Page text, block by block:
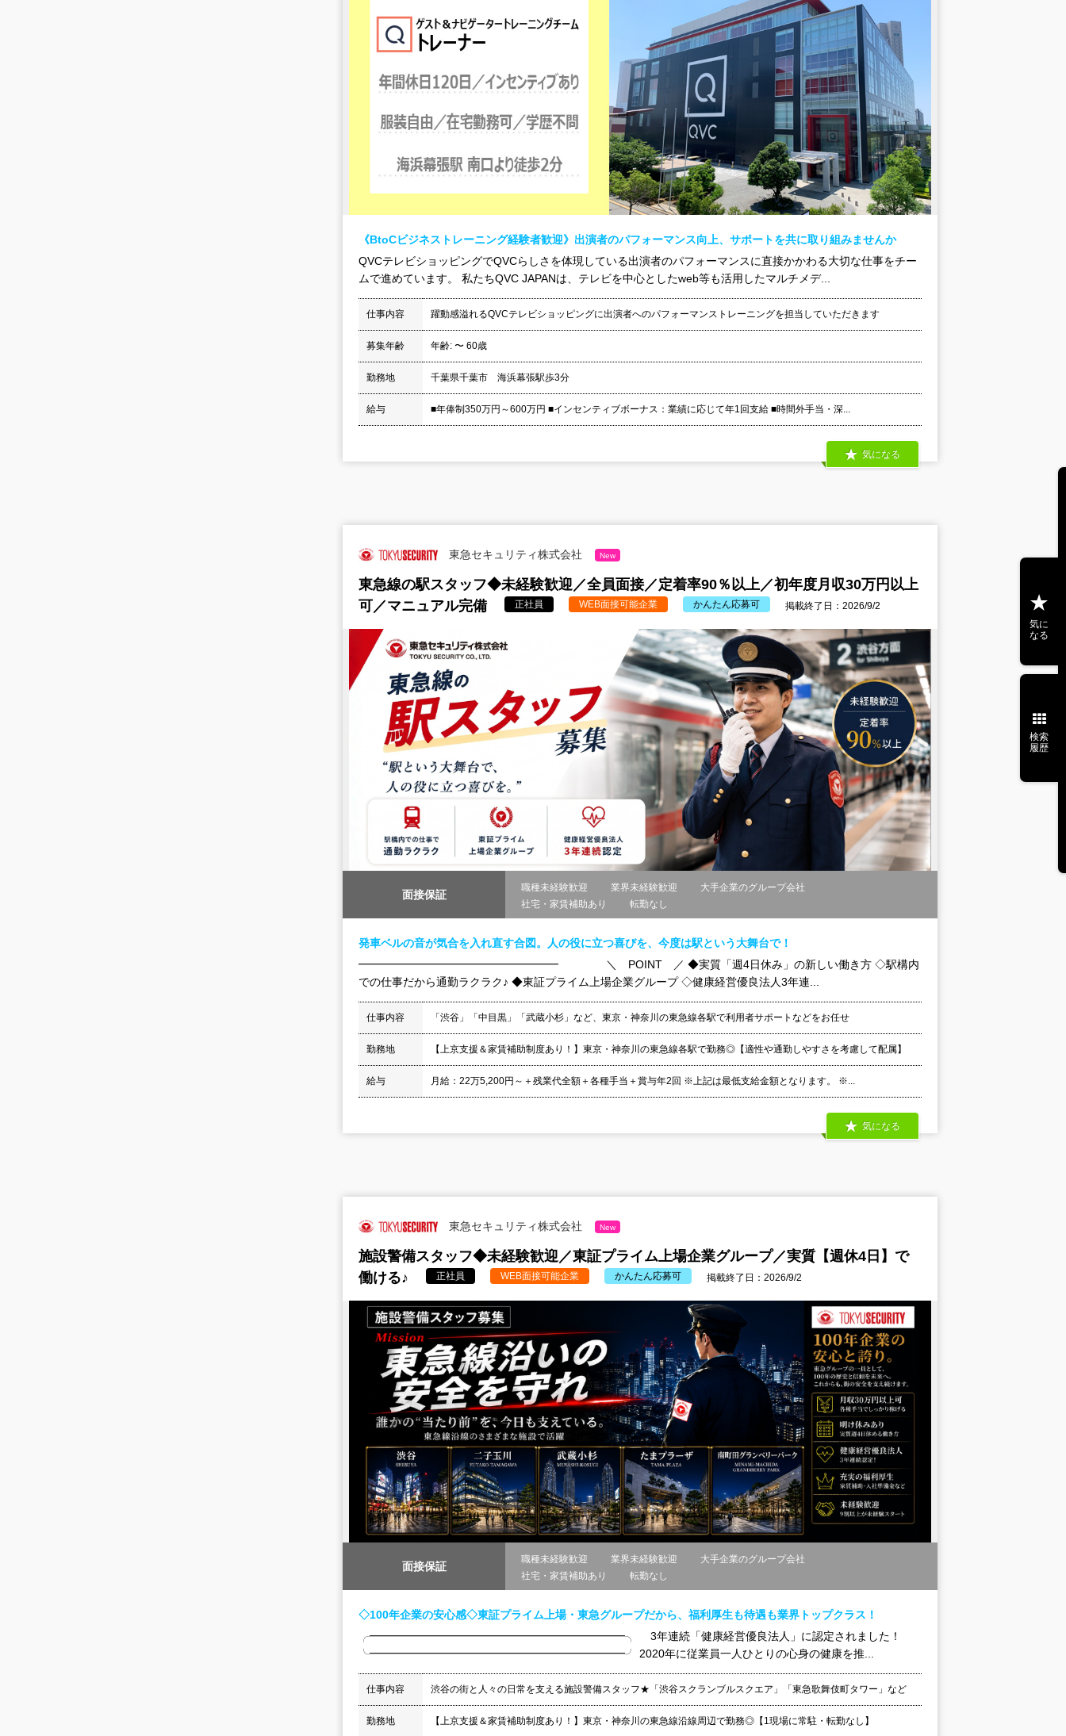
《BtoCビジネストレーニング経験者歓迎》出演者のパフォーマンス向上、サポートを共に取り組みませんか
QVCテレビショッピングでQVCらしさを体現している出演者のパフォーマンスに直接かかわる大切な仕事をチー
ムで進めています。 私たちQVC JAPANは、テレビを中心としたweb等も活用したマルチメデ...
仕事内容 躍動感溢れるQVCテレビショッピングに出演者へのパフォーマンストレーニングを担当していただきます
募集年齢 年齢: 〜 60歳
勤務地 千葉県千葉市 海浜幕張駅歩3分
給与 ■年俸制350万円～600万円 ■インセンティブボーナス：業績に応じて年1回支給 ■時間外手当・深...
気になる
東急セキュリティ株式会社 New
東急線の駅スタッフ◆未経験歓迎／全員面接／定着率90％以上／初年度月収30万円以上
可／マニュアル完備
正社員 WEB面接可能企業 かんたん応募可 掲載終了日：2026/9/2
面接保証
職種未経験歓迎 業界未経験歓迎
大手企業のグループ会社
社宅・家賃補助あり
転勤なし
発車ベルの音が気合を入れ直す合図。人の役に立つ喜びを、今度は駅という大舞台で！
━━━━━━━━━━━━━━━━━━ ＼ POINT ／ ◆実質「週4日休み」の新しい働き方 ◇駅構内
での仕事だから通勤ラクラク♪ ◆東証プライム上場企業グループ ◇健康経営優良法人3年連...
仕事内容 「渋谷」「中目黒」「武蔵小杉」など、東京・神奈川の東急線各駅で利用者サポートなどをお任せ
勤務地 【上京支援＆家賃補助制度あり！】東京・神奈川の東急線各駅で勤務◎【適性や通勤しやすさを考慮して配属】
給与 月給：22万5,200円～＋残業代全額＋各種手当＋賞与年2回 ※上記は最低支給金額となります。 ※...
気になる
東急セキュリティ株式会社 New
施設警備スタッフ◆未経験歓迎／東証プライム上場企業グループ／実質【週休4日】で
働ける♪
正社員 WEB面接可能企業 かんたん応募可 掲載終了日：2026/9/2
面接保証
職種未経験歓迎 業界未経験歓迎
大手企業のグループ会社
社宅・家賃補助あり
転勤なし
◇100年企業の安心感◇東証プライム上場・東急グループだから、福利厚生も待遇も業界トップクラス！
╭━━━━━━━━━━━━━━━━━━━━━━━╮ 3年連続「健康経営優良法人」に認定されました！
╰━━━━━━━━━━━━━━━━━━━━━━━╯ 2020年に従業員一人ひとりの心身の健康を推...
仕事内容 渋谷の街と人々の日常を支える施設警備スタッフ★「渋谷スクランブルスクエア」「東急歌舞伎町タワー」など
勤務地 【上京支援＆家賃補助制度あり！】東京・神奈川の東急線沿線周辺で勤務◎【1現場に常駐・転勤なし】
気に
なる
検索
履歴